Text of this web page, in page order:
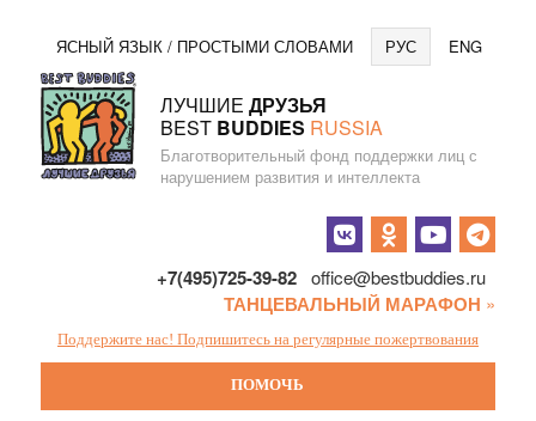
Перейти
к
содержанию
ЯСНЫЙ ЯЗЫК / ПРОСТЫМИ СЛОВАМИ РУС ENG
ЛУЧШИЕ ДРУЗЬЯ
BEST BUDDIES RUSSIA
Благотворительный фонд поддержки лиц с
нарушением развития и интеллекта
+7(495)725-39-82 office@bestbuddies.ru
ТАНЦЕВАЛЬНЫЙ МАРАФОН »
Поддержите нас! Подпишитесь на регулярные пожертвования
ПОМОЧЬ